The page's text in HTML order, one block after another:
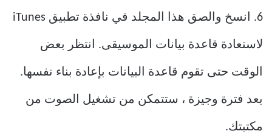
6. انسخ والصق هذا المجلد في نافذة تطبيق iTunes
لاستعادة قاعدة بيانات الموسيقى. انتظر بعض
الوقت حتى تقوم قاعدة البيانات بإعادة بناء نفسها.
بعد فترة وجيزة ، ستتمكن من تشغيل الصوت من
مكتبتك.